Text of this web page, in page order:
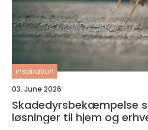
inspiration
03. June 2026
Skadedyrsbekæmpelse
løsninger til hjem og